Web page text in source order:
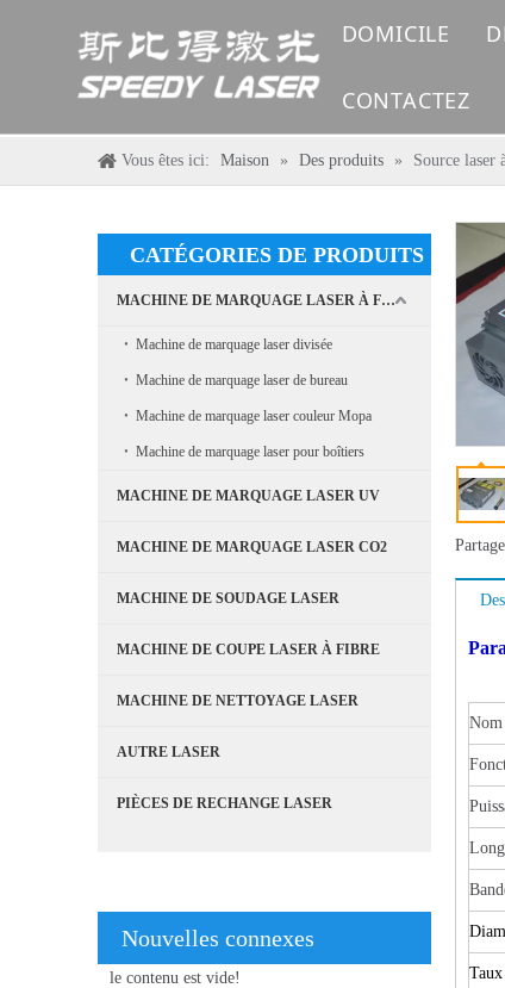
DOMICILE
CONTACTEZ
Vous êtes ici: Maison » Des produits » Source laser
CATÉGORIES DE PRODUITS
MACHINE DE MARQUAGE LASER À FIBRE
Machine de marquage laser divisée
Machine de marquage laser de bureau
Machine de marquage laser couleur Mopa
Machine de marquage laser pour boîtiers
MACHINE DE MARQUAGE LASER UV
MACHINE DE MARQUAGE LASER CO2
MACHINE DE SOUDAGE LASER
MACHINE DE COUPE LASER À FIBRE
MACHINE DE NETTOYAGE LASER
AUTRE LASER
PIÈCES DE RECHANGE LASER
Nouvelles connexes
le contenu est vide!